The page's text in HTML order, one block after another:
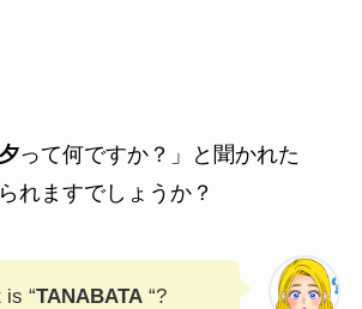
って何ですか？」と聞かれた
れますでしょうか？
is “TANABATA“?